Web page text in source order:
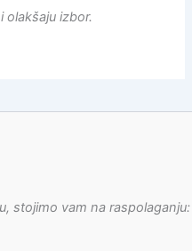
olakšaju izbor.
stojimo vam na raspolaganju: